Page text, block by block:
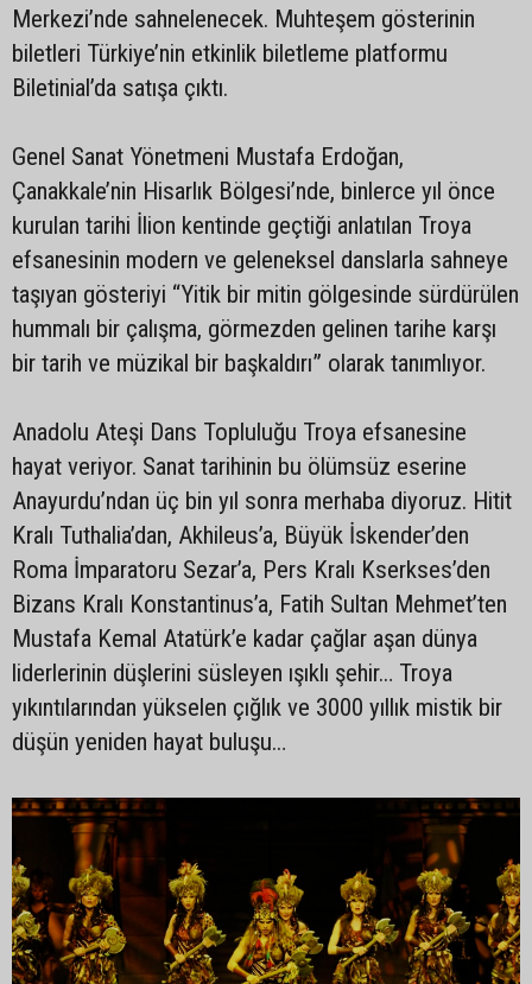
Merkezi’nde sahnelenecek. Muhteşem gösterinin
biletleri Türkiye’nin etkinlik biletleme platformu
Biletinial’da satışa çıktı.
Genel Sanat Yönetmeni Mustafa Erdoğan,
Çanakkale’nin Hisarlık Bölgesi’nde, binlerce yıl önce
kurulan tarihi İlion kentinde geçtiği anlatılan Troya
efsanesinin modern ve geleneksel danslarla sahneye
taşıyan gösteriyi “Yitik bir mitin gölgesinde sürdürülen
hummalı bir çalışma, görmezden gelinen tarihe karşı
bir tarih ve müzikal bir başkaldırı” olarak tanımlıyor.
Anadolu Ateşi Dans Topluluğu Troya efsanesine
hayat veriyor. Sanat tarihinin bu ölümsüz eserine
Anayurdu’ndan üç bin yıl sonra merhaba diyoruz. Hitit
Kralı Tuthalia’dan, Akhileus’a, Büyük İskender’den
Roma İmparatoru Sezar’a, Pers Kralı Kserkses’den
Bizans Kralı Konstantinus’a, Fatih Sultan Mehmet’ten
Mustafa Kemal Atatürk’e kadar çağlar aşan dünya
liderlerinin düşlerini süsleyen ışıklı şehir… Troya
yıkıntılarından yükselen çığlık ve 3000 yıllık mistik bir
düşün yeniden hayat buluşu…